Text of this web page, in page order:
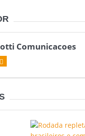
Comunicacoes